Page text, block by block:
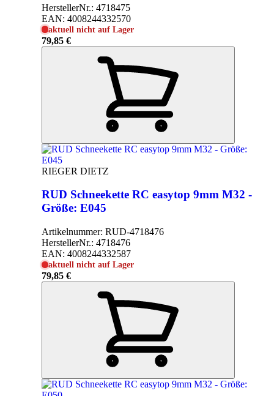
HerstellerNr.: 4718475
EAN: 4008244332570
aktuell nicht auf Lager
79,85 €
RIEGER DIETZ
RUD Schneekette RC easytop 9mm M32 -
Größe: E045
Artikelnummer: RUD-4718476
HerstellerNr.: 4718476
EAN: 4008244332587
aktuell nicht auf Lager
79,85 €